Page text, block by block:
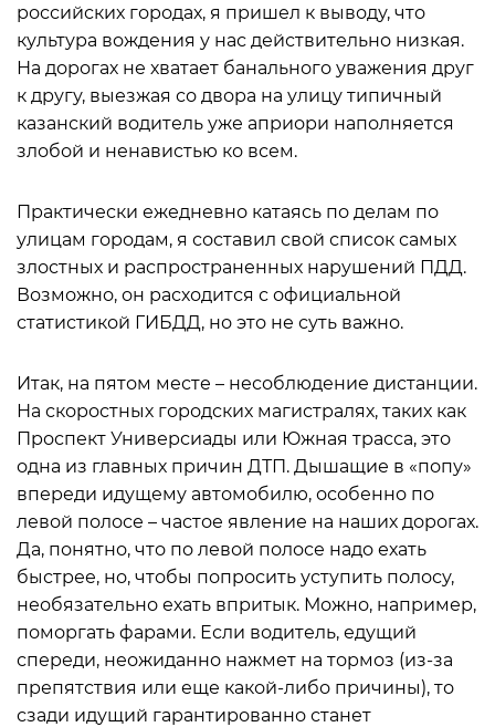
российских городах, я пришел к выводу, что
культура вождения у нас действительно низкая.
На дорогах не хватает банального уважения друг
к другу, выезжая со двора на улицу типичный
казанский водитель уже априори наполняется
злобой и ненавистью ко всем.
Практически ежедневно катаясь по делам по
улицам городам, я составил свой список самых
злостных и распространенных нарушений ПДД.
Возможно, он расходится с официальной
статистикой ГИБДД, но это не суть важно.
Итак, на пятом месте – несоблюдение дистанции.
На скоростных городских магистралях, таких как
Проспект Универсиады или Южная трасса, это
одна из главных причин ДТП. Дышащие в «попу»
впереди идущему автомобилю, особенно по
левой полосе – частое явление на наших дорогах.
Да, понятно, что по левой полосе надо ехать
быстрее, но, чтобы попросить уступить полосу,
необязательно ехать впритык. Можно, например,
поморгать фарами. Если водитель, едущий
спереди, неожиданно нажмет на тормоз (из-за
препятствия или еще какой-либо причины), то
сзади идущий гарантированно станет